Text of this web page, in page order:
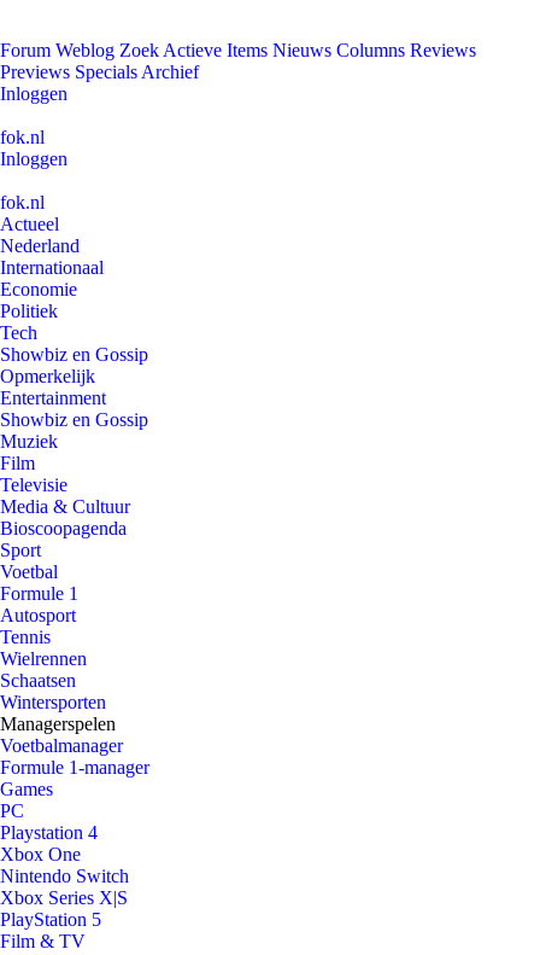
Forum Weblog Zoek Actieve Items Nieuws Columns Reviews
Previews Specials Archief
Inloggen
fok.nl
Inloggen
fok.nl
Actueel
Nederland
Internationaal
Economie
Politiek
Tech
Showbiz en Gossip
Opmerkelijk
Entertainment
Showbiz en Gossip
Muziek
Film
Televisie
Media & Cultuur
Bioscoopagenda
Sport
Voetbal
Formule 1
Autosport
Tennis
Wielrennen
Schaatsen
Wintersporten
Managerspelen
Voetbalmanager
Formule 1-manager
Games
PC
Playstation 4
Xbox One
Nintendo Switch
Xbox Series X|S
PlayStation 5
Film & TV